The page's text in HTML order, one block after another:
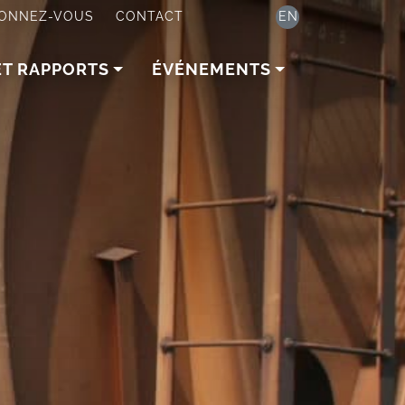
VOUS CONTACT EN
RAPPORTS ÉVÉNEMENTS